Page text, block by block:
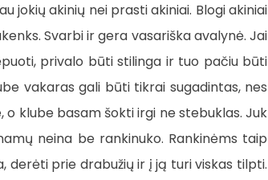
jokių akinių nei prasti akiniai. Blogi akiniai
Svarbi ir gera vasariška avalynė. Jai
privalo būti stilinga ir tuo pačiu būti
vakaras gali būti tikrai sugadintas, nes
klube basam šokti irgi ne stebuklas. Juk
neina be rankinuko. Rankinėms taip
derėti prie drabužių ir į ją turi viskas tilpti.